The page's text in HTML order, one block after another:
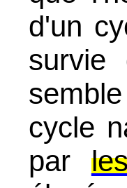
d'un
cycle
par